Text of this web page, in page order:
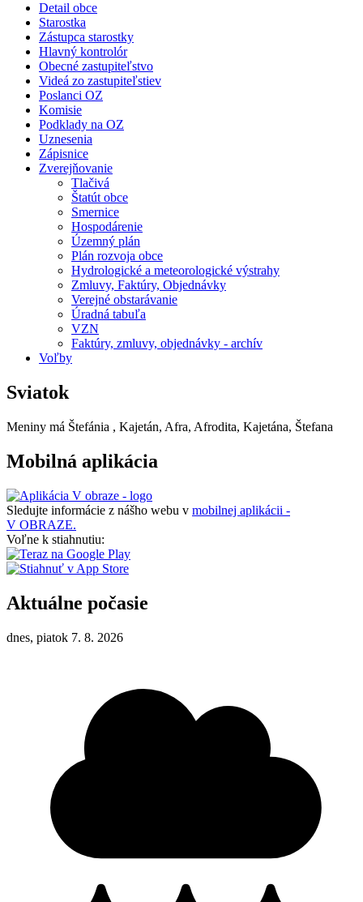
Detail obce
Starostka
Zástupca starostky
Hlavný kontrolór
Obecné zastupiteľstvo
Videá zo zastupiteľstiev
Poslanci OZ
Komisie
Podklady na OZ
Uznesenia
Zápisnice
Zverejňovanie
Tlačivá
Štatút obce
Smernice
Hospodárenie
Územný plán
Plán rozvoja obce
Hydrologické a meteorologické výstrahy
Zmluvy, Faktúry, Objednávky
Verejné obstarávanie
Úradná tabuľa
VZN
Faktúry, zmluvy, objednávky - archív
Voľby
Sviatok
Meniny má Štefánia , Kajetán, Afra, Afrodita, Kajetána, Štefana
Mobilná aplikácia
Sledujte informácie z nášho webu v mobilnej aplikácii -
V OBRAZE.
Voľne k stiahnutiu:
Aktuálne počasie
dnes, piatok 7. 8. 2026